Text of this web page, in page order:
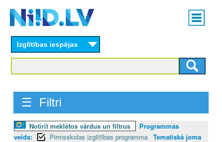
content
Main
menu
Izglītības iespējas
☰ Filtri
Notīrīt meklētos vārdus un filtrus
Programmas
veids:
Pirmsskolas izglītības programma Tematiskā joma